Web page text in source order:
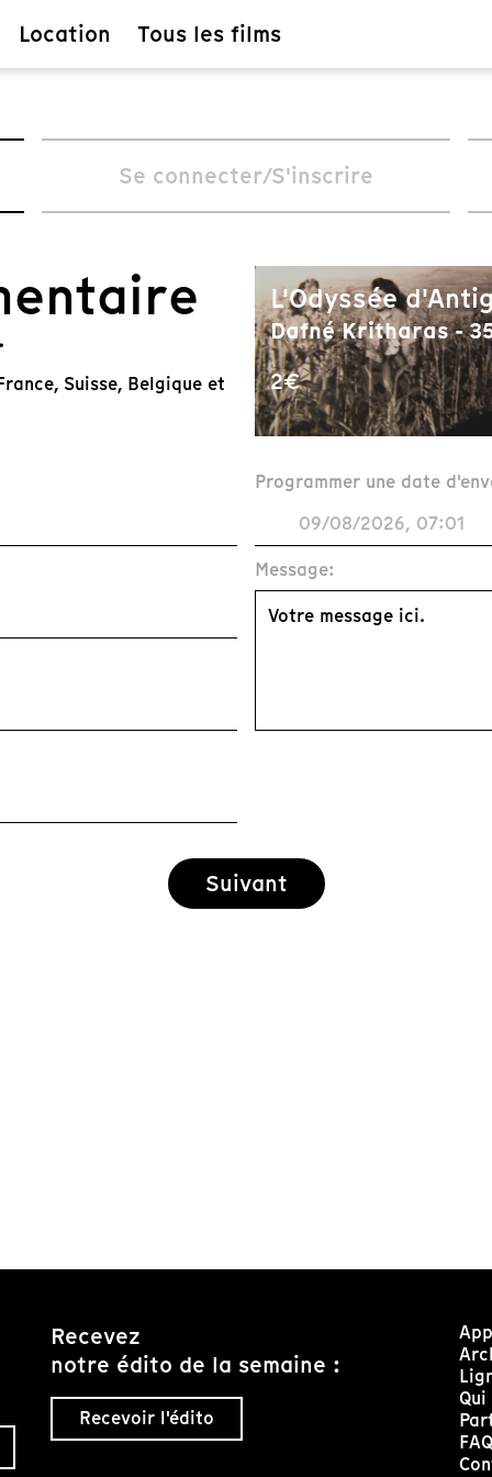
Location Tous les films
Se connecter/S'inscrire
Suisse, Belgique et
L'Odyssée
Dafné Kritharas -
2€
Programmer une date
Message:
Suivant
Recevez
notre édito de la semaine :
Recevoir l'édito